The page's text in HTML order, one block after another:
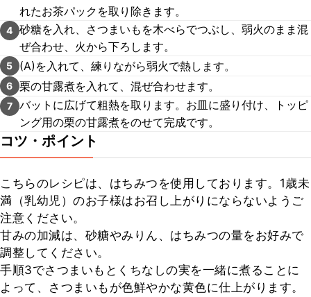
れたお茶パックを取り除きます。
4 砂糖を入れ、さつまいもを木べらでつぶし、弱火のまま混
ぜ合わせ、火から下ろします。
5 (A)を入れて、練りながら弱火で熱します。
6 栗の甘露煮を入れて、混ぜ合わせます。
7 バットに広げて粗熱を取ります。お皿に盛り付け、トッピ
ング用の栗の甘露煮をのせて完成です。
コツ・ポイント
こちらのレシピは、はちみつを使用しております。1歳未
満（乳幼児）のお子様はお召し上がりにならないようご
注意ください。
甘みの加減は、砂糖やみりん、はちみつの量をお好みで
調整してください。
手順3でさつまいもとくちなしの実を一緒に煮ることに
よって、さつまいもが色鮮やかな黄色に仕上がります。